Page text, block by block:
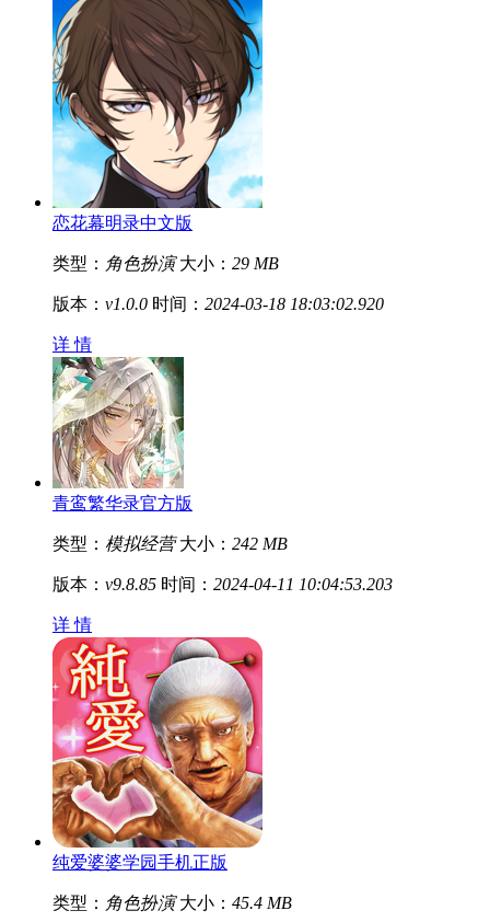
恋花幕明录中文版
类型： 角色扮演 大小： 29 MB
版本： v1.0.0 时间： 2024-03-18 18:03:02.920
详 情
青鸾繁华录官方版
类型： 模拟经营 大小： 242 MB
版本： v9.8.85 时间： 2024-04-11 10:04:53.203
详 情
纯爱婆婆学园手机正版
类型： 角色扮演 大小： 45.4 MB